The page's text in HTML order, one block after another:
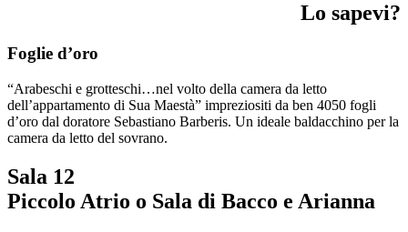
Lo sapevi?
Foglie d’oro
“Arabeschi e grotteschi…nel volto della camera da letto
dell’appartamento di Sua Maestà” impreziositi da ben 4050 fogli
d’oro dal doratore Sebastiano Barberis. Un ideale baldacchino per la
camera da letto del sovrano.
Sala 12
Piccolo Atrio o Sala di Bacco e Arianna